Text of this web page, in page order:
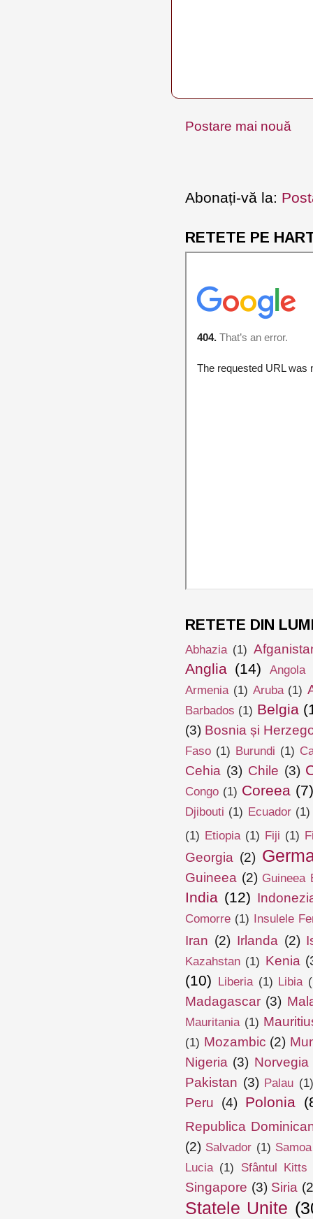
Postare mai nouă
Abonați-vă la:
RETETE PE
RETETE DIN
Abhazia (1)
Anglia (14) Angola
Armenia (1) Aruba (1)
Barbados (1) Belgia
(3) Bosnia și
Faso (1) Burundi (1)
Cehia (3) Chile (3)
Congo (1) Coreea
Djibouti (1) Ecuador (1)
(1) Etiopia (1) Fiji (1)
Georgia (2)
Guineea (2) Guineea
India (12)
Comorre (1) Insulele
Iran (2) Irlanda (2)
Kazahstan (1) Kenia
(10) Liberia (1) Libia
Madagascar (3)
Mauritania (1)
(1) Mozambic (2)
Nigeria (3) Norvegia
Pakistan (3) Palau (1)
Peru (4) Polonia
Republica
(2) Salvador (1) Samoa
Lucia (1) Sfântul
Singapore (3) Siria
Statele Unite